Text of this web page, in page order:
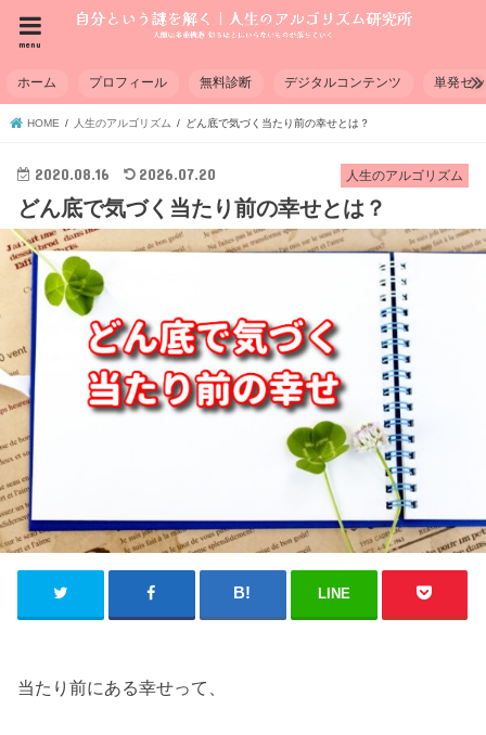
menu
ホーム プロフィール 無料診断 デジタルコンテンツ 単発セ
HOME 人生のアルゴリズム どん底で気づく当たり前の幸せとは？
人生のアルゴリズム
2020.08.16 2026.07.20
どん底で気づく当たり前の幸せとは？
LINE
当たり前にある幸せって、